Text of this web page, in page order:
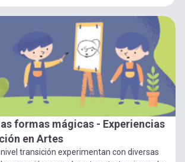
formas mágicas - Experiencias
en Artes
nivel transición experimentan con diversas